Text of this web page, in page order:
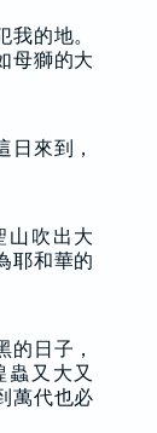
的地。
母獅的大
日來到，
山吹出大
耶和華的
的日子，
又大又
萬代也必